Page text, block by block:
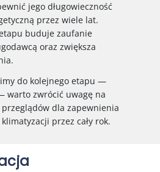
jego długowieczność
przez wiele lat.
buduje zaufanie
oraz zwiększa
do kolejnego etapu —
warto zwrócić uwagę na
dla zapewnienia
przez cały rok.